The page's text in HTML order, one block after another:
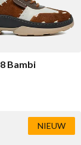
Bambi
NIEUW